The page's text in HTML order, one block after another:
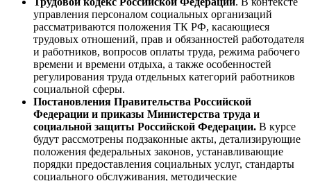
управления персоналом социальных организаций
рассматриваются положения ТК РФ, касающиеся
трудовых отношений, прав и обязанностей работодателя
и работников, вопросов оплаты труда, режима рабочего
времени и времени отдыха, а также особенностей
регулирования труда отдельных категорий работников
социальной сферы.
Постановления Правительства Российской
Федерации и приказы Министерства труда и
социальной защиты Российской Федерации. В курсе
будут рассмотрены подзаконные акты, детализирующие
положения федеральных законов, устанавливающие
порядки предоставления социальных услуг, стандарты
социального обслуживания, методические